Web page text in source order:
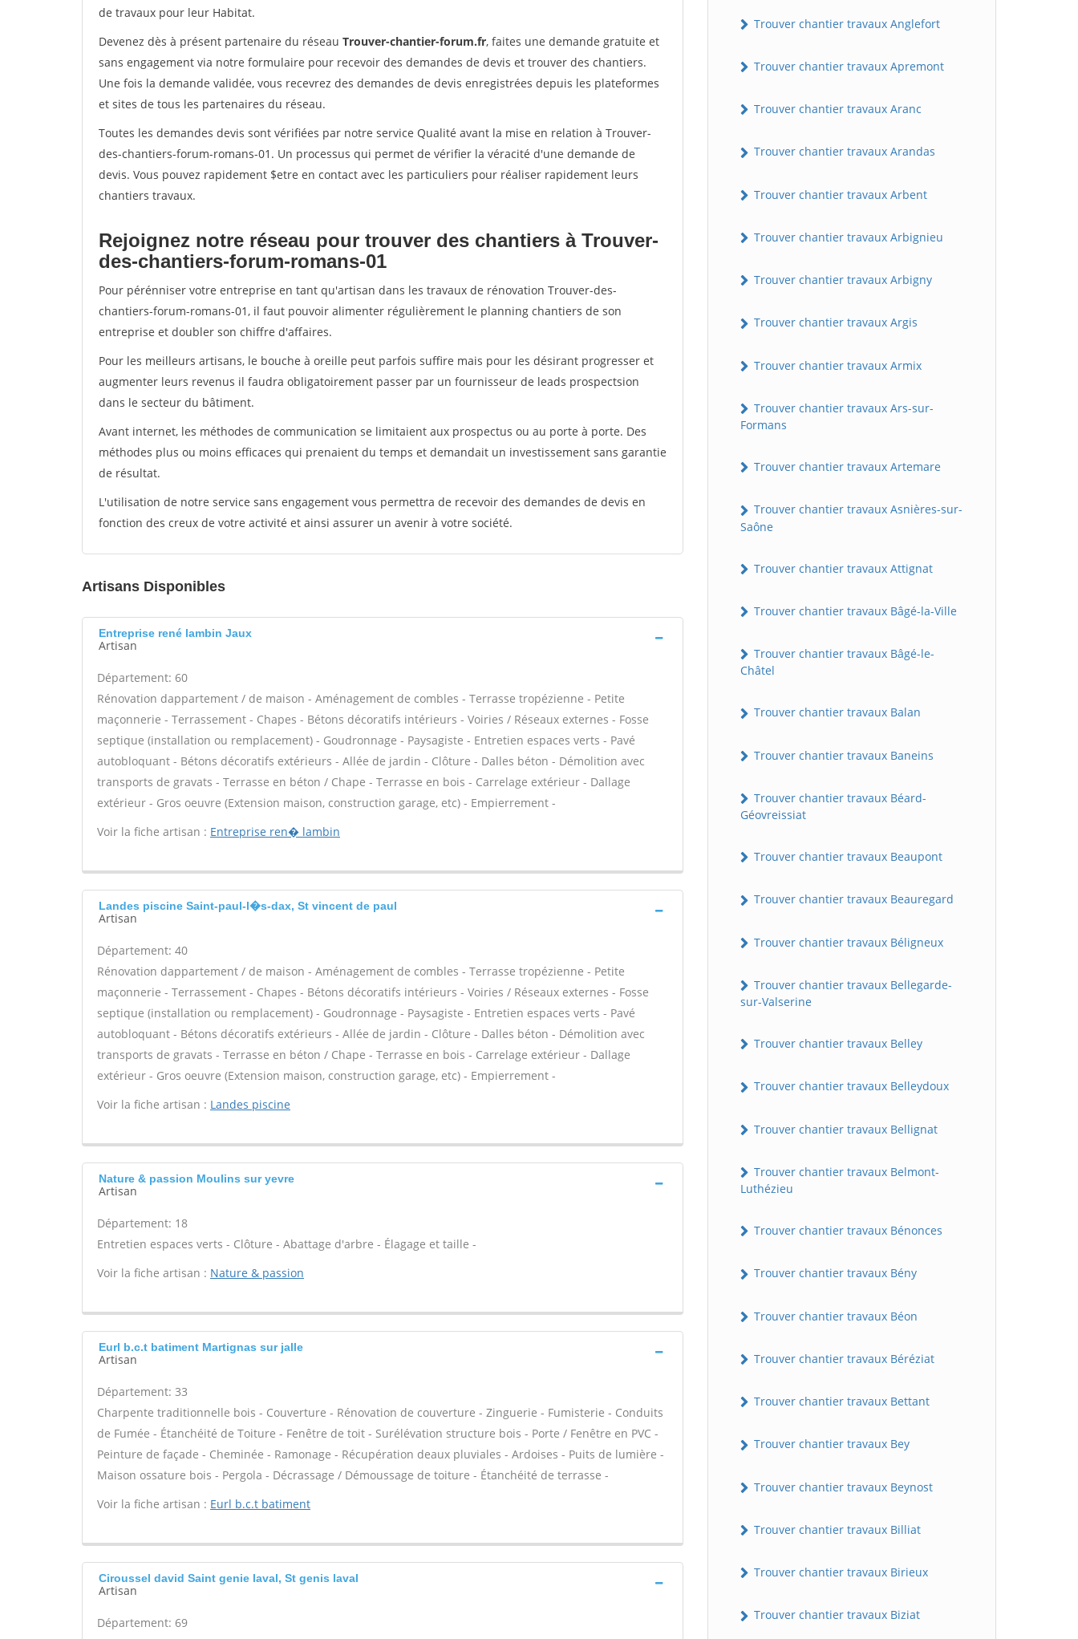
de travaux pour leur Habitat.
Devenez dès à présent partenaire du réseau Trouver-chantier-forum.fr, faites une demande gratuite et
sans engagement via notre formulaire pour recevoir des demandes de devis et trouver des chantiers.
Une fois la demande validée, vous recevrez des demandes de devis enregistrées depuis les plateformes
et sites de tous les partenaires du réseau.
Toutes les demandes devis sont vérifiées par notre service Qualité avant la mise en relation à Trouver-
des-chantiers-forum-romans-01. Un processus qui permet de vérifier la véracité d'une demande de
devis. Vous pouvez rapidement $etre en contact avec les particuliers pour réaliser rapidement leurs
chantiers travaux.
Rejoignez notre réseau pour trouver des chantiers à Trouver-
des-chantiers-forum-romans-01
Pour pérénniser votre entreprise en tant qu'artisan dans les travaux de rénovation Trouver-des-
chantiers-forum-romans-01, il faut pouvoir alimenter régulièrement le planning chantiers de son
entreprise et doubler son chiffre d'affaires.
Pour les meilleurs artisans, le bouche à oreille peut parfois suffire mais pour les désirant progresser et
augmenter leurs revenus il faudra obligatoirement passer par un fournisseur de leads prospectsion
dans le secteur du bâtiment.
Avant internet, les méthodes de communication se limitaient aux prospectus ou au porte à porte. Des
méthodes plus ou moins efficaces qui prenaient du temps et demandait un investissement sans garantie
de résultat.
L'utilisation de notre service sans engagement vous permettra de recevoir des demandes de devis en
fonction des creux de votre activité et ainsi assurer un avenir à votre société.
Artisans Disponibles
Entreprise rené lambin Jaux
Artisan
Département: 60
Rénovation dappartement / de maison - Aménagement de combles - Terrasse tropézienne - Petite
maçonnerie - Terrassement - Chapes - Bétons décoratifs intérieurs - Voiries / Réseaux externes - Fosse
septique (installation ou remplacement) - Goudronnage - Paysagiste - Entretien espaces verts - Pavé
autobloquant - Bétons décoratifs extérieurs - Allée de jardin - Clôture - Dalles béton - Démolition avec
transports de gravats - Terrasse en béton / Chape - Terrasse en bois - Carrelage extérieur - Dallage
extérieur - Gros oeuvre (Extension maison, construction garage, etc) - Empierrement -
Voir la fiche artisan : Entreprise ren� lambin
Landes piscine Saint-paul-l�s-dax, St vincent de paul
Artisan
Département: 40
Rénovation dappartement / de maison - Aménagement de combles - Terrasse tropézienne - Petite
maçonnerie - Terrassement - Chapes - Bétons décoratifs intérieurs - Voiries / Réseaux externes - Fosse
septique (installation ou remplacement) - Goudronnage - Paysagiste - Entretien espaces verts - Pavé
autobloquant - Bétons décoratifs extérieurs - Allée de jardin - Clôture - Dalles béton - Démolition avec
transports de gravats - Terrasse en béton / Chape - Terrasse en bois - Carrelage extérieur - Dallage
extérieur - Gros oeuvre (Extension maison, construction garage, etc) - Empierrement -
Voir la fiche artisan : Landes piscine
Nature & passion Moulins sur yevre
Artisan
Département: 18
Entretien espaces verts - Clôture - Abattage d'arbre - Élagage et taille -
Voir la fiche artisan : Nature & passion
Eurl b.c.t batiment Martignas sur jalle
Artisan
Département: 33
Charpente traditionnelle bois - Couverture - Rénovation de couverture - Zinguerie - Fumisterie - Conduits
de Fumée - Étanchéité de Toiture - Fenêtre de toit - Surélévation structure bois - Porte / Fenêtre en PVC -
Peinture de façade - Cheminée - Ramonage - Récupération deaux pluviales - Ardoises - Puits de lumière -
Maison ossature bois - Pergola - Décrassage / Démoussage de toiture - Étanchéité de terrasse -
Voir la fiche artisan : Eurl b.c.t batiment
Ciroussel david Saint genie laval, St genis laval
Artisan
Département: 69
Trouver chantier travaux Anglefort
Trouver chantier travaux Apremont
Trouver chantier travaux Aranc
Trouver chantier travaux Arandas
Trouver chantier travaux Arbent
Trouver chantier travaux Arbignieu
Trouver chantier travaux Arbigny
Trouver chantier travaux Argis
Trouver chantier travaux Armix
Trouver chantier travaux Ars-sur-
Formans
Trouver chantier travaux Artemare
Trouver chantier travaux Asnières-sur-
Saône
Trouver chantier travaux Attignat
Trouver chantier travaux Bâgé-la-Ville
Trouver chantier travaux Bâgé-le-
Châtel
Trouver chantier travaux Balan
Trouver chantier travaux Baneins
Trouver chantier travaux Béard-
Géovreissiat
Trouver chantier travaux Beaupont
Trouver chantier travaux Beauregard
Trouver chantier travaux Béligneux
Trouver chantier travaux Bellegarde-
sur-Valserine
Trouver chantier travaux Belley
Trouver chantier travaux Belleydoux
Trouver chantier travaux Bellignat
Trouver chantier travaux Belmont-
Luthézieu
Trouver chantier travaux Bénonces
Trouver chantier travaux Bény
Trouver chantier travaux Béon
Trouver chantier travaux Béréziat
Trouver chantier travaux Bettant
Trouver chantier travaux Bey
Trouver chantier travaux Beynost
Trouver chantier travaux Billiat
Trouver chantier travaux Birieux
Trouver chantier travaux Biziat